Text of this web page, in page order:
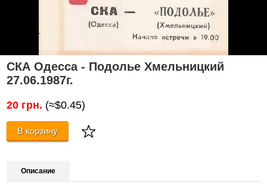
СКА Одесса - Подолье Хмельницкий
27.06.1987г.
20 грн. (≈$0.45)
В корзину
Описание